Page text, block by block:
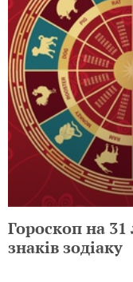
Гороскоп на 31
знаків зодіаку